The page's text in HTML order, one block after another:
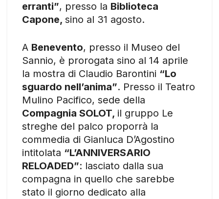
erranti”, presso la Biblioteca
Capone, sino al 31 agosto.
A Benevento, presso il Museo del
Sannio, è prorogata sino al 14 aprile
la mostra di Claudio Barontini “Lo
sguardo nell’anima”. Presso il Teatro
Mulino Pacifico, sede della
Compagnia SOLOT, il gruppo Le
streghe del palco proporrà la
commedia di Gianluca D’Agostino
intitolata “L’ANNIVERSARIO
RELOADED”: lasciato dalla sua
compagna in quello che sarebbe
stato il giorno dedicato alla